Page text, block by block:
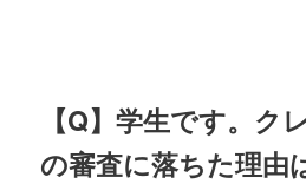
【Q】学生です。ク
の審査に落ちた理由